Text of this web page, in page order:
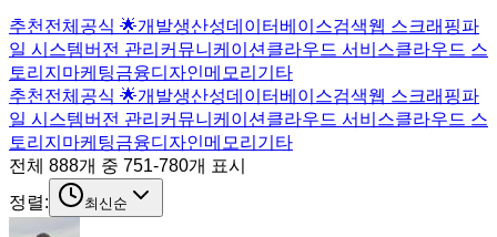
추천 전체 공식 🌟개발생산성데이터베이스검색웹 스크래핑파
일 시스템버전 관리 커뮤니케이션 클라우드 서비스클라우드 스
토리지 마케팅금융디자인메모리 기타
추천 전체 공식 🌟개발생산성데이터베이스검색웹 스크래핑파
일 시스템버전 관리 커뮤니케이션 클라우드 서비스클라우드 스
토리지 마케팅금융디자인메모리 기타
전체 888개 중 751-780개 표시
정렬:
최신순